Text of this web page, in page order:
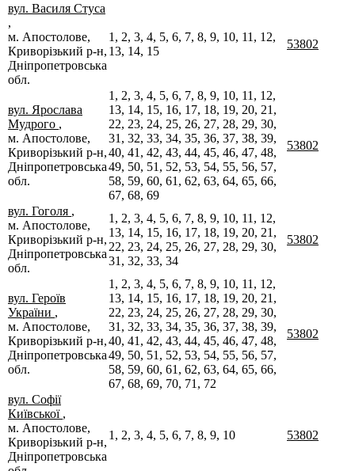
вул. Василя Стуса
,
м. Апостолове,
Криворізький р-н,
Дніпропетровська
обл.
1, 2, 3, 4, 5, 6, 7, 8, 9, 10, 11, 12,
13, 14, 15
53802
вул. Ярослава
Мудрого ,
м. Апостолове,
Криворізький р-н,
Дніпропетровська
обл.
1, 2, 3, 4, 5, 6, 7, 8, 9, 10, 11, 12,
13, 14, 15, 16, 17, 18, 19, 20, 21,
22, 23, 24, 25, 26, 27, 28, 29, 30,
31, 32, 33, 34, 35, 36, 37, 38, 39,
40, 41, 42, 43, 44, 45, 46, 47, 48,
49, 50, 51, 52, 53, 54, 55, 56, 57,
58, 59, 60, 61, 62, 63, 64, 65, 66,
67, 68, 69
53802
вул. Гоголя ,
м. Апостолове,
Криворізький р-н,
Дніпропетровська
обл.
1, 2, 3, 4, 5, 6, 7, 8, 9, 10, 11, 12,
13, 14, 15, 16, 17, 18, 19, 20, 21,
22, 23, 24, 25, 26, 27, 28, 29, 30,
31, 32, 33, 34
53802
вул. Героїв
України ,
м. Апостолове,
Криворізький р-н,
Дніпропетровська
обл.
1, 2, 3, 4, 5, 6, 7, 8, 9, 10, 11, 12,
13, 14, 15, 16, 17, 18, 19, 20, 21,
22, 23, 24, 25, 26, 27, 28, 29, 30,
31, 32, 33, 34, 35, 36, 37, 38, 39,
40, 41, 42, 43, 44, 45, 46, 47, 48,
49, 50, 51, 52, 53, 54, 55, 56, 57,
58, 59, 60, 61, 62, 63, 64, 65, 66,
67, 68, 69, 70, 71, 72
53802
вул. Софії
Київської ,
м. Апостолове,
Криворізький р-н,
Дніпропетровська
1, 2, 3, 4, 5, 6, 7, 8, 9, 10 53802